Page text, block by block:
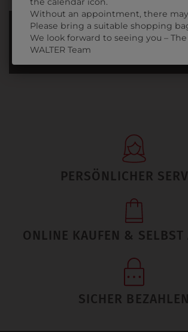
FÜR DAS GYMNASIUM
PERSÖNLICHER
ONLINE KAUFEN & SELBST
SICHER BEZAHLEN
Without an appointment, there
Please bring a suitable shopping
We look forward to seeing you –
WALTER Team